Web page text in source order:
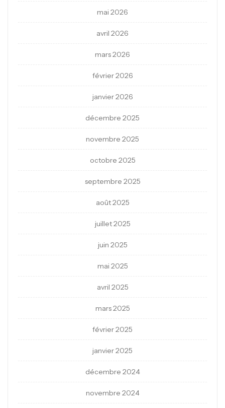
mai 2026
avril 2026
mars 2026
février 2026
janvier 2026
décembre 2025
novembre 2025
octobre 2025
septembre 2025
août 2025
juillet 2025
juin 2025
mai 2025
avril 2025
mars 2025
février 2025
janvier 2025
décembre 2024
novembre 2024